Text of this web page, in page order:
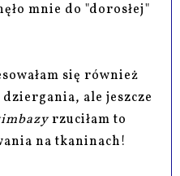
mnie do "dorosłej"
się również
ale jeszcze
rzuciłam to
na tkaninach!